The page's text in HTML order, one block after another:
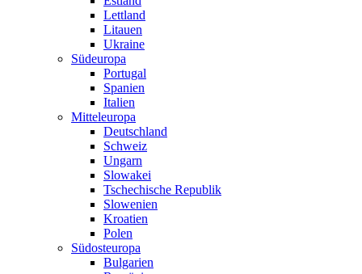
Lettland
Litauen
Ukraine
Südeuropa
Portugal
Spanien
Italien
Mitteleuropa
Deutschland
Schweiz
Ungarn
Slowakei
Tschechische Republik
Slowenien
Kroatien
Polen
Südosteuropa
Bulgarien